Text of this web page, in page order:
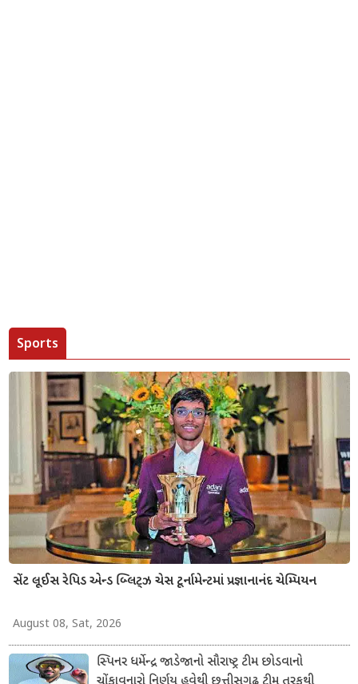
Sports
સેંટ લૂઈસ રેપિડ એન્ડ બ્લિટ્ઝ ચેસ ટૂર્નામેન્ટમાં પ્રજ્ઞાનાનંદ ચેમ્પિયન
August 08, Sat, 2026
સ્પિનર ધર્મેન્દ્ર જાડેજાનો સૌરાષ્ટ્ર ટીમ છોડવાનો